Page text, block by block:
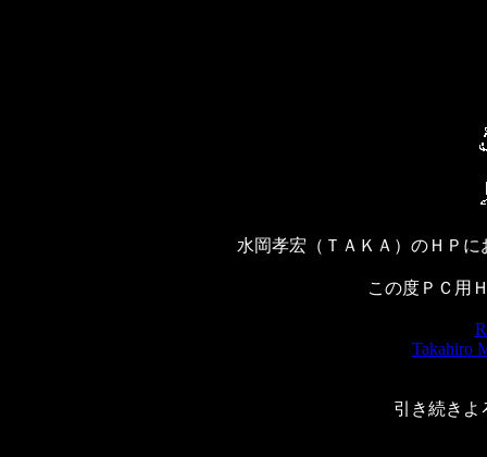
水岡孝宏（ＴＡＫＡ）のＨＰ
この度ＰＣ用
Takahiro
引き続きよ